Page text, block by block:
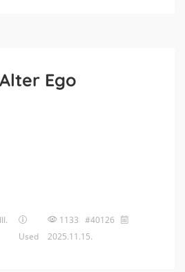
Ego
Used
1133 #40126
2025.11.15.